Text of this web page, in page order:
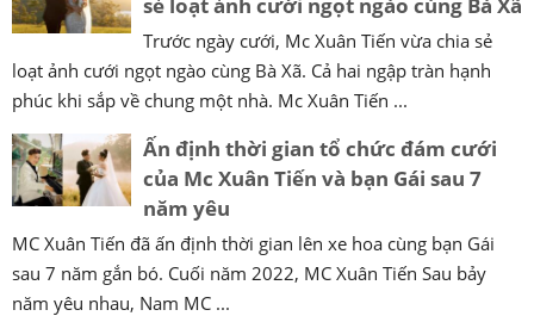
Trước ngày cưới, Mc Xuân Tiến vừa chia sẻ
loạt ảnh cưới ngọt ngào cùng Bà Xã. Cả hai ngập tràn hạnh
phúc khi sắp về chung một nhà. Mc Xuân Tiến ...
Ấn định thời gian tổ chức đám cưới
của Mc Xuân Tiến và bạn Gái sau 7
năm yêu
MC Xuân Tiến đã ấn định thời gian lên xe hoa cùng bạn Gái
sau 7 năm gắn bó. Cuối năm 2022, MC Xuân Tiến Sau bảy
năm yêu nhau, Nam MC ...